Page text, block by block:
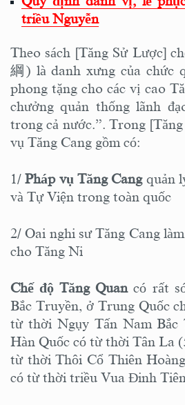
triều Nguyễn
Theo sách [Tăng Sử Lược]
綱) là danh xưng của chức
phong tặng cho các vị cao
chưởng quản thống lãnh
trong cả nước.”. Trong
vụ Tăng Cang gồm có:
1/Pháp vụ Tăng Cangquản
và Tự Viện trong toàn quốc
2/ Oai nghi sư Tăng Cang
cho Tăng Ni
Chế độ Tăng Quancó rất
Bắc Truyền, ở Trung Quốc
từ thời Ngụy Tấn Nam Bắc
Hàn Quốc có từ thời Tân La
từ thời Thôi Cổ Thiên
có từ thời triều Vua Đinh